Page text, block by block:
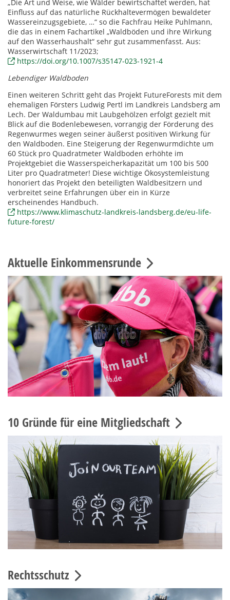
„Die Art und Weise, wie Wälder bewirtschaftet werden, hat
Einfluss auf das natürliche Rückhaltevermögen bewaldeter
Wassereinzugsgebiete, …“ so die Fachfrau Heike Puhlmann,
die das in einem Fachartikel „Waldböden und ihre Wirkung
auf den Wasserhaushalt“ sehr gut zusammenfasst. Aus:
Wasserwirtschaft 11/2023;
https://doi.org/10.1007/s35147-023-1921-4
Lebendiger Waldboden
Einen weiteren Schritt geht das Projekt FutureForests mit dem
ehemaligen Försters Ludwig Pertl im Landkreis Landsberg am
Lech. Der Waldumbau mit Laubgehölzen erfolgt gezielt mit
Blick auf die Bodenlebewesen, vorrangig der Förderung des
Regenwurmes wegen seiner äußerst positiven Wirkung für
den Waldboden. Eine Steigerung der Regenwurmdichte um
60 Stück pro Quadratmeter Waldboden erhöhte im
Projektgebiet die Wasserspeicherkapazität um 100 bis 500
Liter pro Quadratmeter! Diese wichtige Ökosystemleistung
honoriert das Projekt den beteiligten Waldbesitzern und
verbreitet seine Erfahrungen über ein in Kürze
erscheinendes Handbuch.
https://www.klimaschutz-landkreis-landsberg.de/eu-life-
future-forest/
Aktuelle Einkommensrunde
10 Gründe für eine Mitgliedschaft
Rechtsschutz